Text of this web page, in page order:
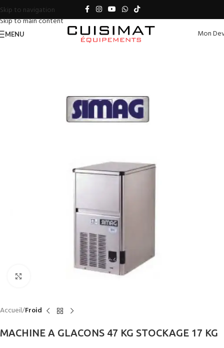
Skip to navigation
Skip to main content
MENU Mon
Accueil Froid
MACHINE A GLACONS 47 KG STOCKAGE 17 KG